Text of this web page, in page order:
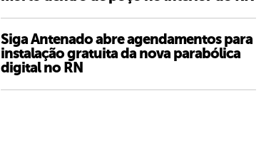
Siga Antenado abre agendamentos para
instalação gratuita da nova parabólica
digital no RN